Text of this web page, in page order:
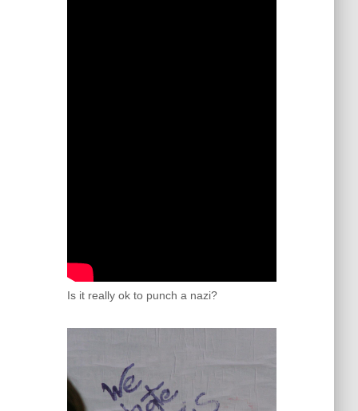
Is it really ok to punch a nazi?